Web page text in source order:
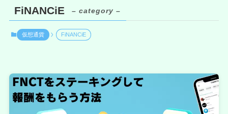
FiNANCiE – category –
仮想通貨 FiNANCiE